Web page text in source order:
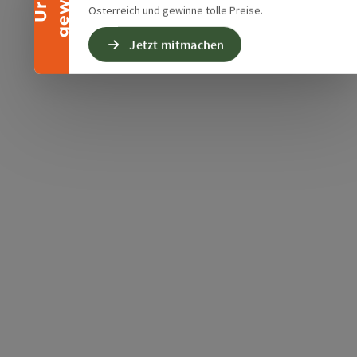
Österreich und gewinne tolle Preise.
Jetzt mitmachen